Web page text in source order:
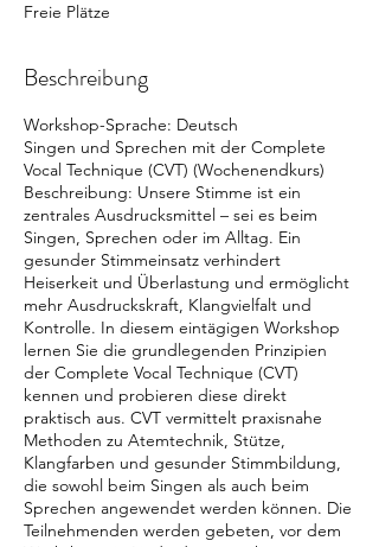
S
e
p
t
.
Freie Plätze
Beschreibung
Workshop-Sprache: Deutsch
Singen und Sprechen mit der Complete
Vocal Technique (CVT) (Wochenendkurs)
Beschreibung: Unsere Stimme ist ein
zentrales Ausdrucksmittel – sei es beim
Singen, Sprechen oder im Alltag. Ein
gesunder Stimmeinsatz verhindert
Heiserkeit und Überlastung und ermöglicht
mehr Ausdruckskraft, Klangvielfalt und
Kontrolle. In diesem eintägigen Workshop
lernen Sie die grundlegenden Prinzipien
der Complete Vocal Technique (CVT)
kennen und probieren diese direkt
praktisch aus. CVT vermittelt praxisnahe
Methoden zu Atemtechnik, Stütze,
Klangfarben und gesunder Stimmbildung,
die sowohl beim Singen als auch beim
Sprechen angewendet werden können. Die
Teilnehmenden werden gebeten, vor dem